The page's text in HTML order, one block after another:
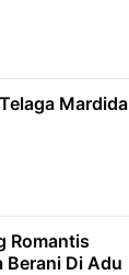
Mardida
Romantis
Berani Di Adu